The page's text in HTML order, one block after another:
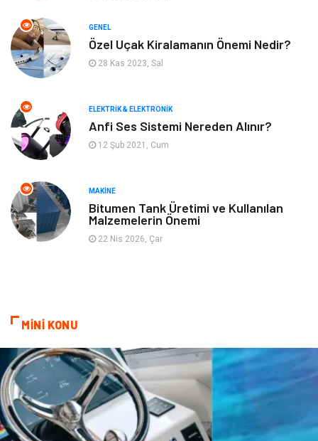
Bilgisayar & Yazılım Spor
İnternet
Finans ve Yönetim Gayrimenkul
Mobilya Aksesuar
Anne Çocuk
Tekstil Hediyelik Eşya
Bitkisel Ürünler
Spor Malzemeleri Bebek Giyim
GENEL
Özel Uçak Kiralamanın Önemi Nedir?
28 Kas 2023, Sal
ELEKTRIK & ELEKTRONIK
Anfi Ses Sistemi Nereden Alınır?
12 Şub 2021, Cum
MAKINE
Bitumen Tank Üretimi ve Kullanılan
Malzemelerin Önemi
22 Nis 2026, Çar
MİNİ KONU